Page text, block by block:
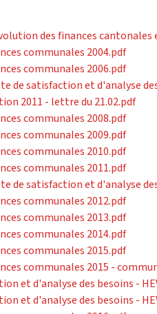
des finances cantonales
communales 2004.pdf
communales 2006.pdf
de satisfaction et d'analyse
2011 - lettre du 21.02.pdf
communales 2008.pdf
communales 2009.pdf
communales 2010.pdf
communales 2011.pdf
de satisfaction et d'analyse
communales 2012.pdf
communales 2013.pdf
communales 2014.pdf
communales 2015.pdf
communales 2015 -
et d'analyse des besoins -
et d'analyse des besoins -